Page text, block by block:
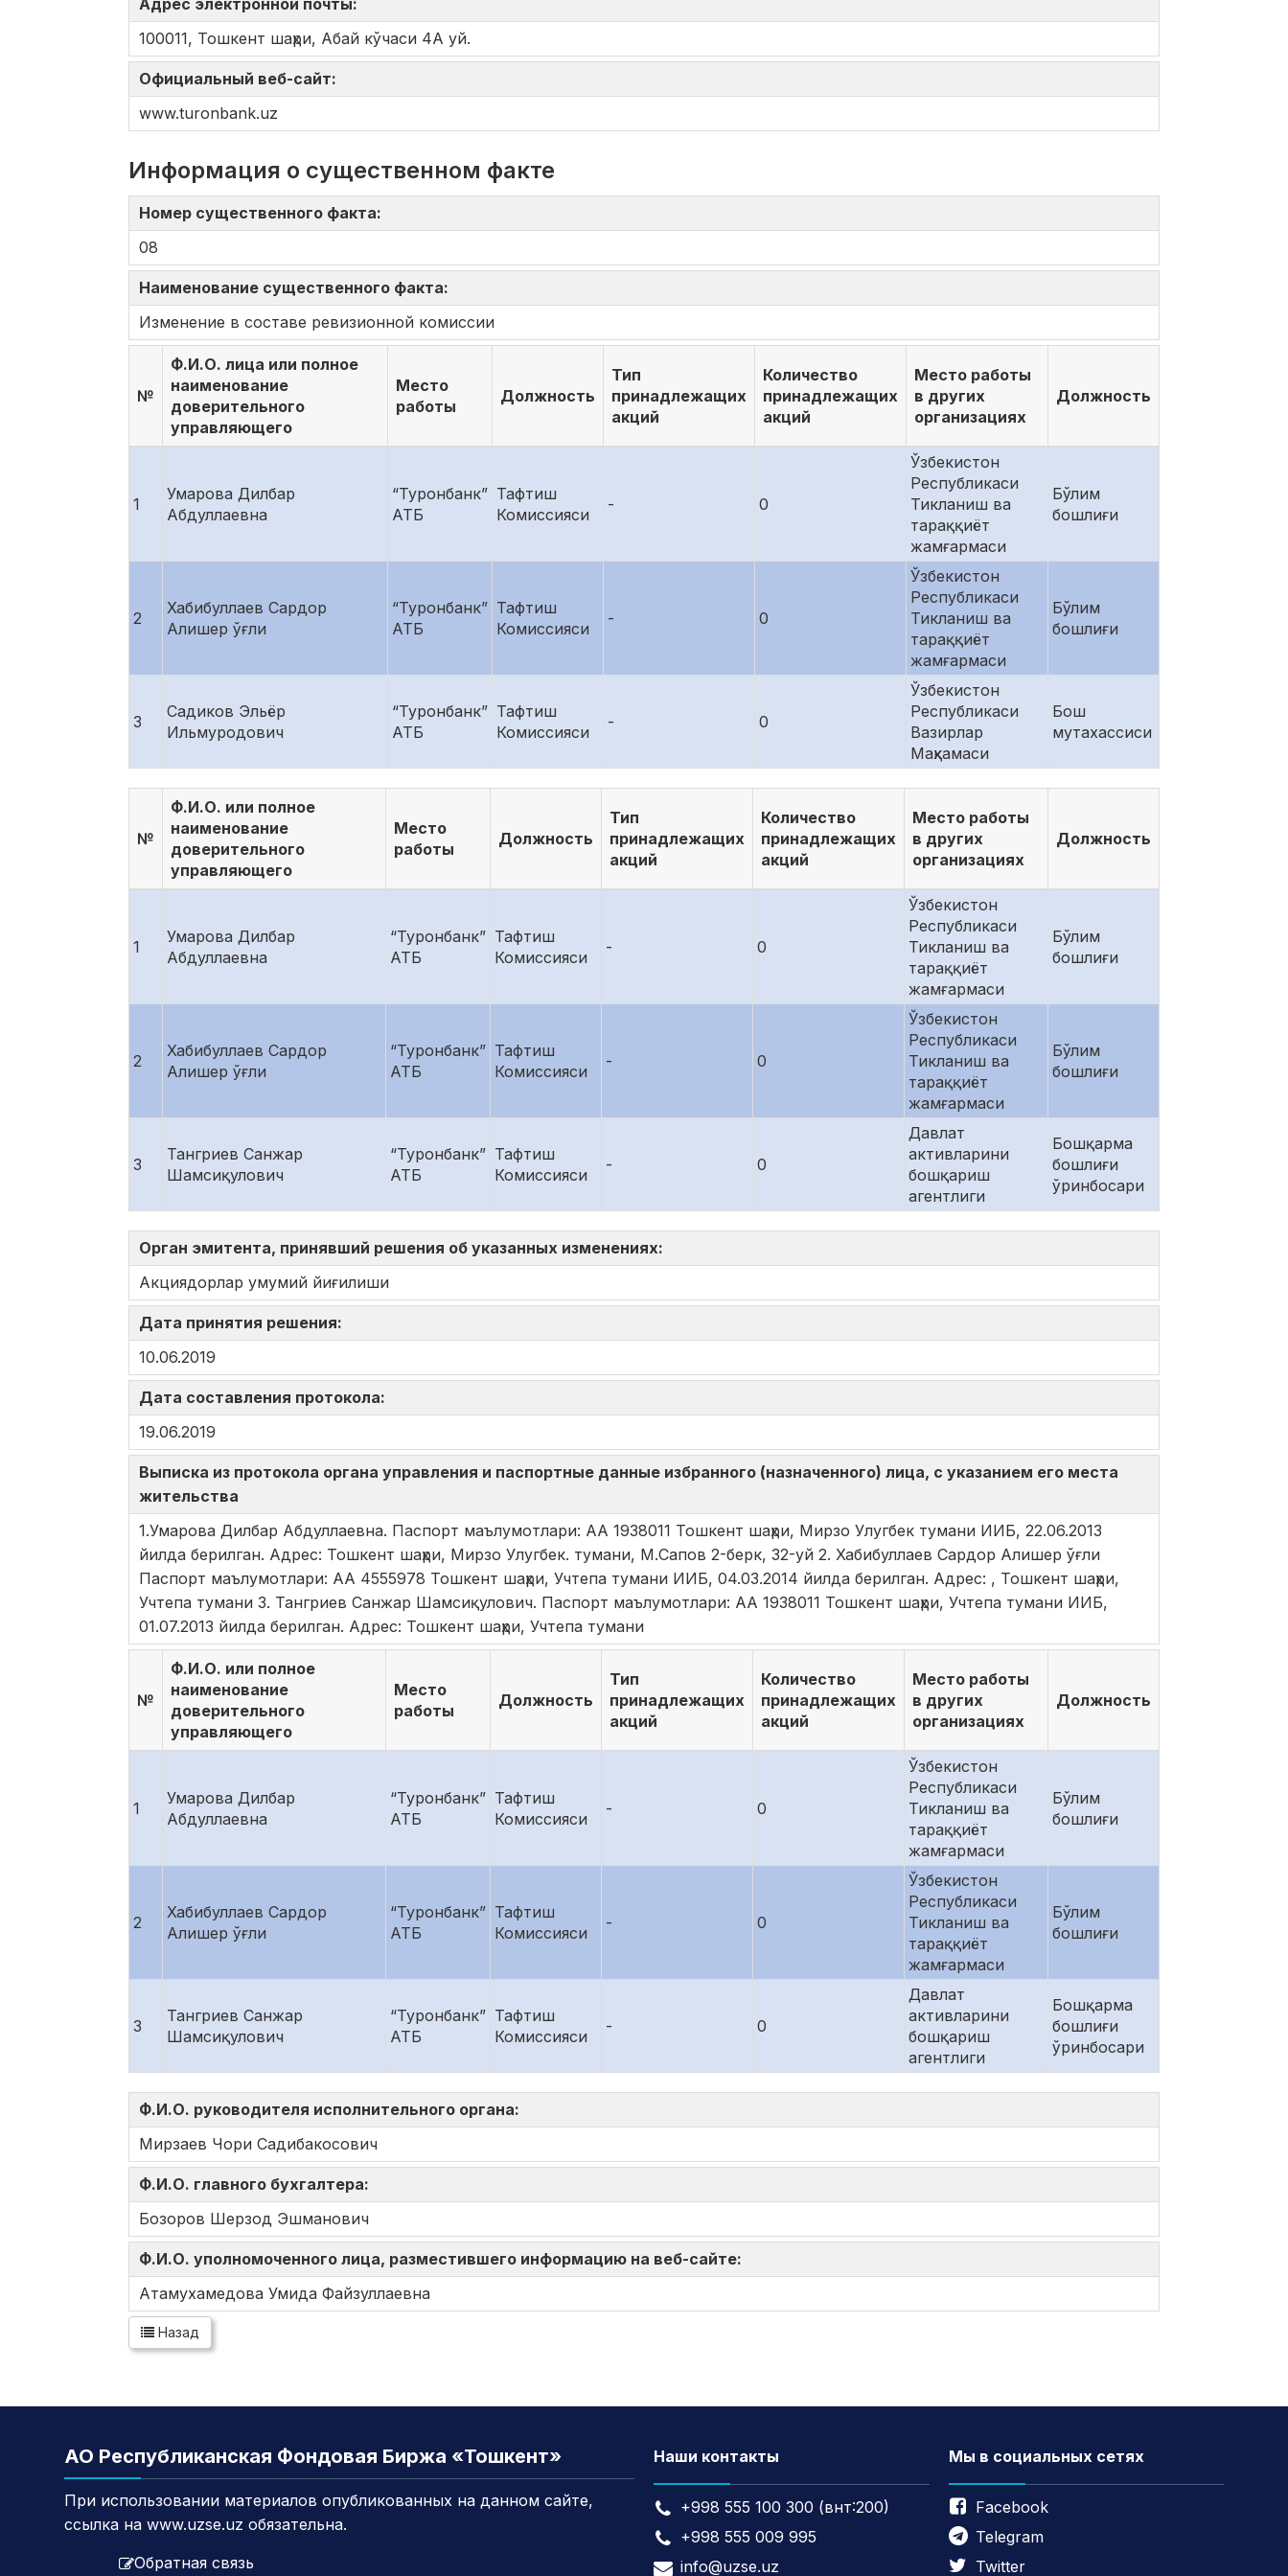
Адрес электронной почты:
100011, Тошкент шаҳри, Абай кўчаси 4А уй.
Официальный веб-сайт:
www.turonbank.uz
Информация о существенном факте
Номер существенного факта:
08
Наименование существенного факта:
Изменение в составе ревизионной комиссии
№
Ф.И.О. лица или полное
наименование
доверительного
управляющего
Место
работы
Должность
Тип
принадлежащих
акций
Количество
принадлежащих
акций
Место работы
в других
организациях
Должность
1
Умарова Дилбар
Абдуллаевна
“Туронбанк”
АТБ
Тафтиш
Комиссияси
- 0
Ўзбекистон
Республикаси
Тикланиш ва
тараққиёт
жамғармаси
Бўлим
бошлиғи
2
Хабибуллаев Сардор
Алишер ўғли
“Туронбанк”
АТБ
Тафтиш
Комиссияси
- 0
Ўзбекистон
Республикаси
Тикланиш ва
тараққиёт
жамғармаси
Бўлим
бошлиғи
3
Садиков Эльёр
Ильмуродович
“Туронбанк”
АТБ
Тафтиш
Комиссияси
- 0
Ўзбекистон
Республикаси
Вазирлар
Маҳкамаси
Бош
мутахассиси
№
Ф.И.О. или полное
наименование
доверительного
управляющего
Место
работы
Должность
Тип
принадлежащих
акций
Количество
принадлежащих
акций
Место работы
в других
организациях
Должность
1
Умарова Дилбар
Абдуллаевна
“Туронбанк”
АТБ
Тафтиш
Комиссияси
- 0
Ўзбекистон
Республикаси
Тикланиш ва
тараққиёт
жамғармаси
Бўлим
бошлиғи
2
Хабибуллаев Сардор
Алишер ўғли
“Туронбанк”
АТБ
Тафтиш
Комиссияси
- 0
Ўзбекистон
Республикаси
Тикланиш ва
тараққиёт
жамғармаси
Бўлим
бошлиғи
3
Тангриев Санжар
Шамсиқулович
“Туронбанк”
АТБ
Тафтиш
Комиссияси
- 0
Давлат
активларини
бошқариш
агентлиги
Бошқарма
бошлиғи
ўринбосари
Орган эмитента, принявший решения об указанных изменениях:
Акциядорлар умумий йиғилиши
Дата принятия решения:
10.06.2019
Дата составления протокола:
19.06.2019
Выписка из протокола органа управления и паспортные данные избранного (назначенного) лица, с указанием его места
жительства
1.Умарова Дилбар Абдуллаевна. Паспорт маълумотлари: АА 1938011 Тошкент шаҳри, Мирзо Улугбек тумани ИИБ, 22.06.2013
йилда берилган. Адрес: Тошкент шаҳри, Мирзо Улугбек. тумани, М.Сапов 2-берк, 32-уй 2. Хабибуллаев Сардор Алишер ўғли
Паспорт маълумотлари: АА 4555978 Тошкент шаҳри, Учтепа тумани ИИБ, 04.03.2014 йилда берилган. Адрес: , Тошкент шаҳри,
Учтепа тумани 3. Тангриев Санжар Шамсиқулович. Паспорт маълумотлари: АА 1938011 Тошкент шаҳри, Учтепа тумани ИИБ,
01.07.2013 йилда берилган. Адрес: Тошкент шаҳри, Учтепа тумани
№
Ф.И.О. или полное
наименование
доверительного
управляющего
Место
работы
Должность
Тип
принадлежащих
акций
Количество
принадлежащих
акций
Место работы
в других
организациях
Должность
1
Умарова Дилбар
Абдуллаевна
“Туронбанк”
АТБ
Тафтиш
Комиссияси
- 0
Ўзбекистон
Республикаси
Тикланиш ва
тараққиёт
жамғармаси
Бўлим
бошлиғи
2
Хабибуллаев Сардор
Алишер ўғли
“Туронбанк”
АТБ
Тафтиш
Комиссияси
- 0
Ўзбекистон
Республикаси
Тикланиш ва
тараққиёт
жамғармаси
Бўлим
бошлиғи
3
Тангриев Санжар
Шамсиқулович
“Туронбанк”
АТБ
Тафтиш
Комиссияси
- 0
Давлат
активларини
бошқариш
агентлиги
Бошқарма
бошлиғи
ўринбосари
Ф.И.О. руководителя исполнительного органа:
Мирзаев Чори Садибакосович
Ф.И.О. главного бухгалтера:
Бозоров Шерзод Эшманович
Ф.И.О. уполномоченного лица, разместившего информацию на веб-сайте:
Атамухамедова Умида Файзуллаевна
Назад
АО Республиканская Фондовая Биржа «Тошкент»
При использовании материалов опубликованных на данном сайте,
ссылка на www.uzse.uz обязательна.
Обратная связь
Наши контакты
+998 555 100 300 (внт:200)
+998 555 009 995
info@uzse.uz
Мы в социальных сетях
Facebook
Telegram
Twitter